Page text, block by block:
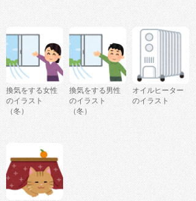
換気をする女性
のイラスト
（冬）
換気をする男性
のイラスト
（冬）
オイルヒーター
のイラスト